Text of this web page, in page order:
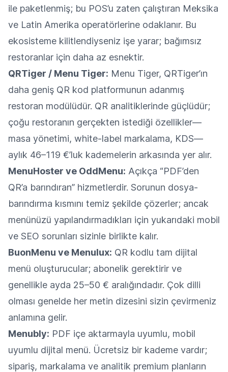
ile paketlenmiş; bu POS’u zaten çalıştıran Meksika
ve Latin Amerika operatörlerine odaklanır. Bu
ekosisteme kilitlendiyseniz işe yarar; bağımsız
restoranlar için daha az esnektir.
QRTiger / Menu Tiger: Menu Tiger, QRTiger’ın
daha geniş QR kod platformunun adanmış
restoran modülüdür. QR analitiklerinde güçlüdür;
çoğu restoranın gerçekten istediği özellikler—
masa yönetimi, white-label markalama, KDS—
aylık 46–119 €’luk kademelerin arkasında yer alır.
MenuHoster ve OddMenu: Açıkça “PDF’den
QR’a barındıran” hizmetlerdir. Sorunun dosya-
barındırma kısmını temiz şekilde çözerler; ancak
menünüzü yapılandırmadıkları için yukarıdaki mobil
ve SEO sorunları sizinle birlikte kalır.
BuonMenu ve Menulux: QR kodlu tam dijital
menü oluşturucular; abonelik gerektirir ve
genellikle ayda 25–50 € aralığındadır. Çok dilli
olması genelde her metin dizesini sizin çevirmeniz
anlamına gelir.
Menubly: PDF içe aktarmayla uyumlu, mobil
uyumlu dijital menü. Ücretsiz bir kademe vardır;
sipariş, markalama ve analitik premium planların